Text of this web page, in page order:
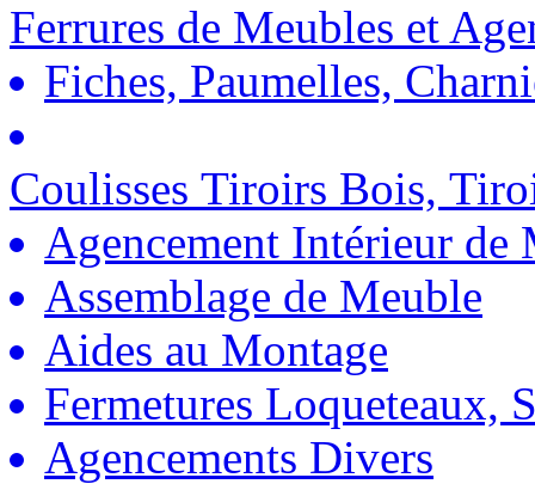
Ferrures de Meubles et
Fiches, Paumelles,
Coulisses Tiroirs Bois,
Agencement Intérieur de
Assemblage de Meuble
Aides au Montage
Fermetures Loqueteaux,
Agencements Divers